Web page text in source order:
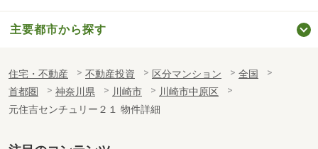
主要都市から探す
住宅・不動産 不動産投資 区分マンション
全国
首都圏
神奈川県 川崎市
川崎市中原区
元住吉センチュリー２１ 物件詳細